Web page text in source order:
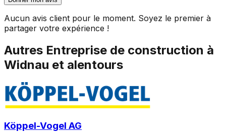
Aucun avis client pour le moment. Soyez le premier à
partager votre expérience !
Autres Entreprise de construction à
Widnau et alentours
Köppel-Vogel AG